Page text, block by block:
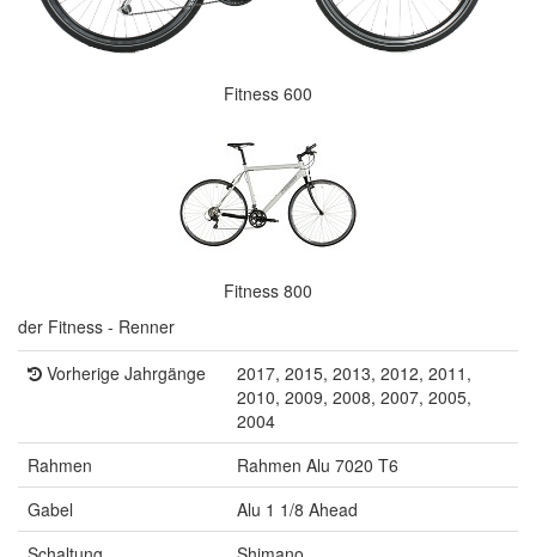
Fitness 600
Fitness 800
der Fitness - Renner
Vorherige Jahrgänge
2017, 2015, 2013, 2012, 2011,
2010, 2009, 2008, 2007, 2005,
2004
Rahmen
Rahmen Alu 7020 T6
Gabel
Alu 1 1/8 Ahead